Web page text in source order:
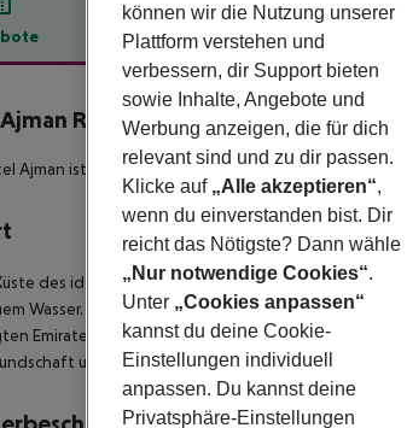
Hotelbeschreibung
Resort & Villas
Ajman ist der ideale Platz zum Sonne tanken für
des idyllischen Emirats gelegen, bietet das
Wasser. Nur wenige Kilometer außerhalb von
Emirate. Es grenzt an Sharjah, der kulturellen
und arabischem Charme kombiniert. Ins
können wir die Nutzung unserer
Plattform verstehen und
verbessern, dir Support bieten
sowie Inhalte, Angebote und
Werbung anzeigen, die für dich
relevant sind und zu dir passen.
Klicke auf „Alle akzeptieren“,
wenn du einverstanden bist. Dir
reicht das Nötigste? Dann wähle
„Nur notwendige Cookies“.
Unter „Cookies anpassen“
kannst du deine Cookie-
Einstellungen individuell
anpassen. Du kannst deine
Privatsphäre-Einstellungen